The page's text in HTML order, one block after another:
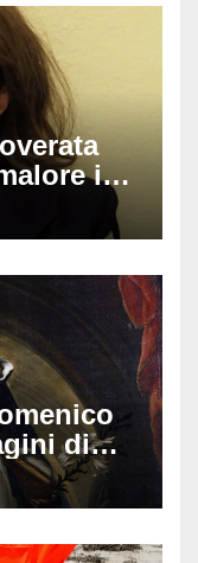
in
l’ex
di